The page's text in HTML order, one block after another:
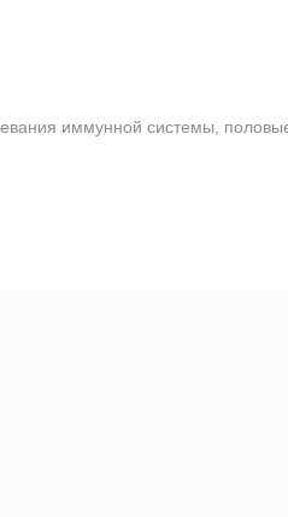
иммунной системы,